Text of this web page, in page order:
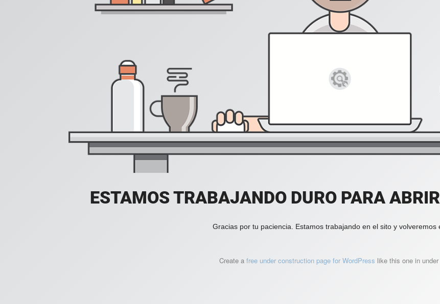
ESTAMOS TRABAJANDO DURO PARA
Gracias por tu paciencia. Estamos trabajando en el sito y volveremos
Create a free under construction page for WordPress like this one in